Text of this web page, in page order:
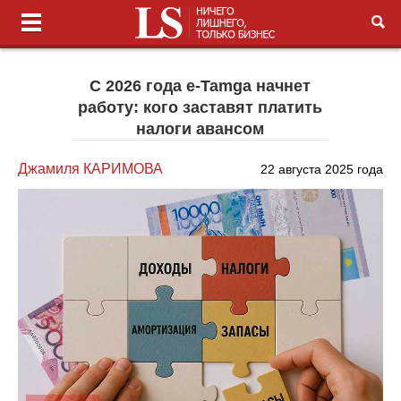
С 2026 года e-Tamga начнет
работу: кого заставят платить
налоги авансом
Джамиля КАРИМОВА 22 августа 2025 года